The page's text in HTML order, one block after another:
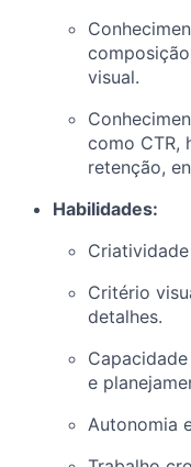
visual.
como CTR,
retenção,
Habilidades:
Critério
detalhes.
e
Autonomia